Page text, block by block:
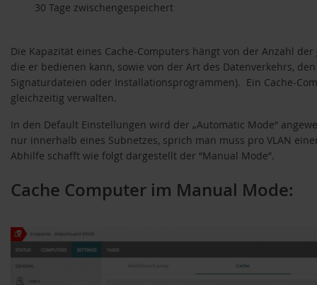
30 Tage zwischengespeichert
Die Kapazität eines Cache-Computers hängt von der Anzahl
die er bedienen kann, sowie von der Art des Datenverkehrs,
Signaturdateien oder Installationsprogrammen). Ein Cache-
gleichzeitig verwalten.
In den Default Einstellungen wird der „Automatic Mode“
nur innerhalb eines Subnetzes, sprich man muss pro VLAN
Abhilfe schafft wie folgt dargestellt der “Manual Mode”.
Cache Computer im Manual Mode: